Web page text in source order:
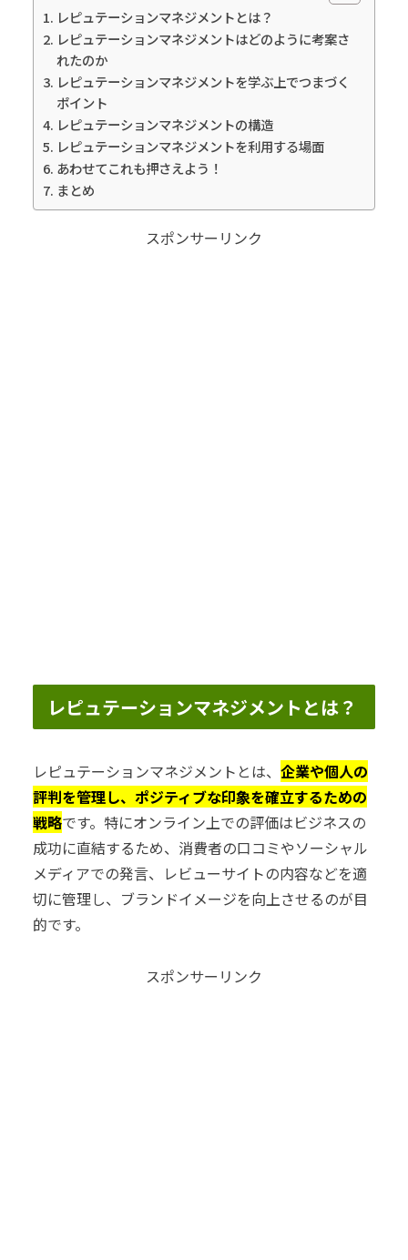
レピュテーションマネジメントとは？
レピュテーションマネジメントはどのように考案さ
れたのか
レピュテーションマネジメントを学ぶ上でつまづく
ポイント
レピュテーションマネジメントの構造
レピュテーションマネジメントを利用する場面
あわせてこれも押さえよう！
まとめ
スポンサーリンク
レピュテーションマネジメントとは？
レピュテーションマネジメントとは、 企業や個人の
評判を管理し、ポジティブな印象を確立するための
戦略です。特にオンライン上での評価はビジネスの
成功に直結するため、消費者の口コミやソーシャル
メディアでの発言、レビューサイトの内容などを適
切に管理し、ブランドイメージを向上させるのが目
的です。
スポンサーリンク